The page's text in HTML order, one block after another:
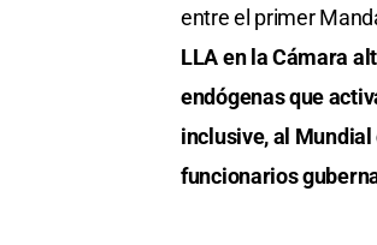
entre el primer
LLA en la Cámara
endógenas que
inclusive, al
funcionarios